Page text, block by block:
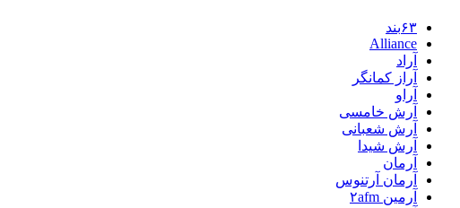
۶۳بند
Alliance
آراد
آراز کمانگر
آراو
آرش خامسی
آرش شعبانی
آرش شیدا
آرمان
آرمان آرتنوس
آرمین ۲afm